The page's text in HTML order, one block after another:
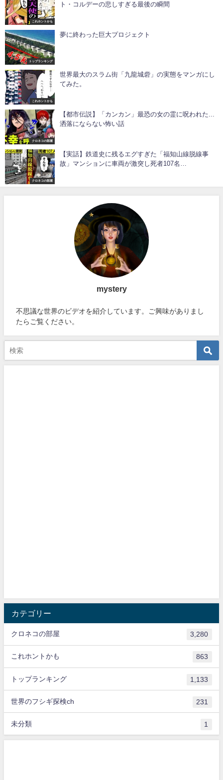
これホントかも
ト・コルデーの悲しすぎる最後の瞬間
トップランキング
夢に終わった巨大プロジェクト
これホントかも
世界最大のスラム街「九龍城砦」の実態をマンガにし
てみた。
クロネコの部屋
【都市伝説】「カンカン」最恐の女の霊に呪われた...
洒落にならない怖い話
クロネコの部屋
【実話】鉄道史に残るエグすぎた「福知山線脱線事
故」マンションに車両が激突し死者107名…
mystery
不思議な世界のビデオを紹介しています。ご興味がありまし
たらご覧ください。
カテゴリー
クロネコの部屋 3,280
これホントかも 863
トップランキング 1,133
世界のフシギ探検ch 231
未分類 1